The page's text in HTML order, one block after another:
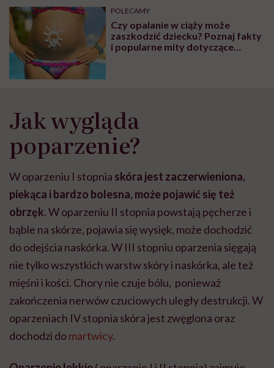
może chyba tylko
głupota i brak
wyobraźni"
pracy
POLECAMY
Czy opalanie w ciąży może
zaszkodzić dziecku? Poznaj fakty
i popularne mity dotyczące
Jak wygląda
poparzenie?
W oparzeniu I stopnia skóra jest zaczerwieniona,
piekąca i bardzo bolesna, może pojawić się też
obrzęk. W oparzeniu II stopnia powstają pęcherze i
bąble na skórze, pojawia się wysięk, może dochodzić
do odejścia naskórka. W III stopniu oparzenia sięgają
nie tylko wszystkich warstw skóry i naskórka, ale też
mięśni i kości. Chory nie czuje bólu, ponieważ
zakończenia nerwów czuciowych uległy destrukcji. W
oparzeniach IV stopnia skóra jest zwęglona oraz
dochodzi domartwicy.